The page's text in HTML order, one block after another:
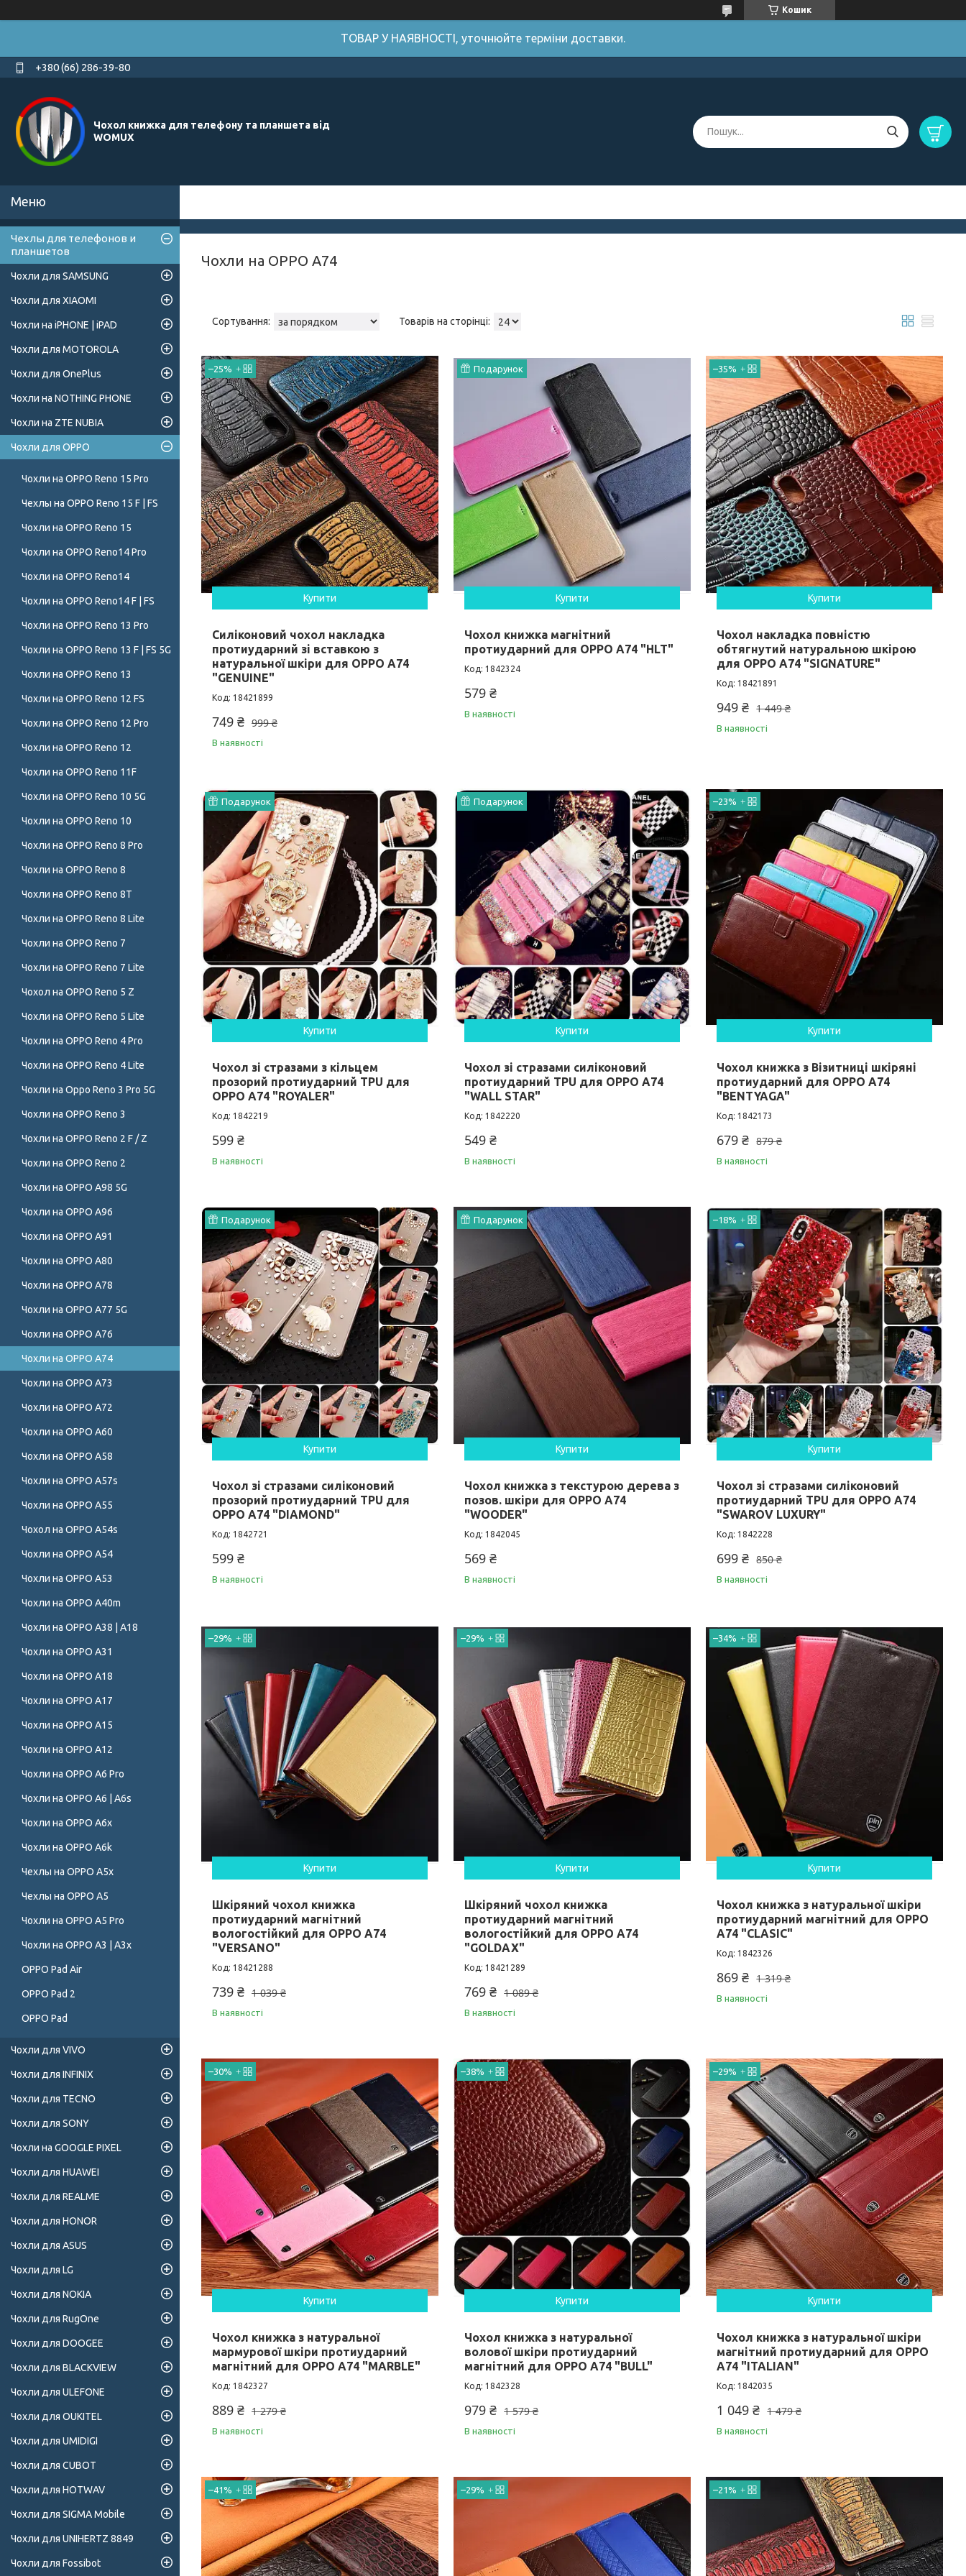
Кошик
ТОВАР У НАЯВНОСТІ, уточнюйте терміни доставки.
+380 (66) 286-39-80
Чохол книжка для телефону та планшета від
WOMUX
Чохли на OPPO A74
–25%
Купити
Силіконовий чохол накладка
протиударний зі вставкою з
натуральної шкіри для OPPO A74
"GENUINE"
18421899
999 ₴
749 ₴
В наявності
Подарунок
Купити
Чохол книжка магнітний
протиударний для OPPO A74 "HLT"
1842324
579 ₴
В наявності
–35%
Купити
Чохол накладка повністю
обтягнутий натуральною шкірою
для OPPO A74 "SIGNATURE"
18421891
1 449 ₴
949 ₴
В наявності
Подарунок
Купити
Чохол зі стразами з кільцем
прозорий протиударний TPU для
OPPO A74 "ROYALER"
1842219
599 ₴
В наявності
Подарунок
Купити
Чохол зі стразами силіконовий
протиударний TPU для OPPO A74
"WALL STAR"
1842220
549 ₴
В наявності
–23%
Купити
Чохол книжка з Візитниці шкіряні
протиударний для OPPO A74
"BENTYAGA"
1842173
879 ₴
679 ₴
В наявності
Подарунок
Купити
Чохол зі стразами силіконовий
прозорий протиударний TPU для
OPPO A74 "DIAMOND"
1842721
599 ₴
В наявності
Подарунок
Купити
Чохол книжка з текстурою дерева з
позов. шкіри для OPPO A74
"WOODER"
1842045
569 ₴
В наявності
–18%
Купити
Чохол зі стразами силіконовий
протиударний TPU для OPPO A74
"SWAROV LUXURY"
1842228
850 ₴
699 ₴
В наявності
–29%
Купити
Шкіряний чохол книжка
протиударний магнітний
вологостійкий для OPPO A74
"VERSANO"
18421288
1 039 ₴
739 ₴
В наявності
–29%
Купити
Шкіряний чохол книжка
протиударний магнітний
вологостійкий для OPPO A74
"GOLDAX"
18421289
1 089 ₴
769 ₴
В наявності
–34%
Купити
Чохол книжка з натуральної шкіри
протиударний магнітний для OPPO
A74 "CLASIC"
1842326
1 319 ₴
869 ₴
В наявності
–30%
Купити
Чохол книжка з натуральної
мармурової шкіри протиударний
магнітний для OPPO A74 "MARBLE"
1842327
1 279 ₴
889 ₴
В наявності
–38%
Купити
Чохол книжка з натуральної
волової шкіри протиударний
магнітний для OPPO A74 "BULL"
1842328
1 579 ₴
979 ₴
В наявності
–29%
Купити
Чохол книжка з натуральної шкіри
магнітний протиударний для OPPO
A74 "ITALIAN"
1842035
1 479 ₴
1 049 ₴
В наявності
–41% –29% –21%
Чехлы для телефонов и
планшетов
Чохли для SAMSUNG
Чохли для XIAOMI
Чохли на iPHONE | iPAD
Чохли для MOTOROLA
Чохли для OnePlus
Чохли на NOTHING PHONE
Чохли на ZTE NUBIA
Чохли для OPPO
Чохли на OPPO Reno 15 Pro
Чехлы на OPPO Reno 15 F | FS
Чохли на OPPO Reno 15
Чохли на OPPO Reno14 Pro
Чохли на OPPO Reno14
Чохли на OPPO Reno14 F | FS
Чохли на OPPO Reno 13 Pro
Чохли на OPPO Reno 13 F | FS 5G
Чохли на OPPO Reno 13
Чохли на OPPO Reno 12 FS
Чохли на OPPO Reno 12 Pro
Чохли на OPPO Reno 12
Чохли на OPPO Reno 11F
Чохли на OPPO Reno 10 5G
Чохли на OPPO Reno 10
Чохли на OPPO Reno 8 Pro
Чохли на OPPO Reno 8
Чохли на OPPO Reno 8T
Чохли на OPPO Reno 8 Lite
Чохли на OPPO Reno 7
Чохли на OPPO Reno 7 Lite
Чохол на OPPO Reno 5 Z
Чохли на OPPO Reno 5 Lite
Чохли на OPPO Reno 4 Pro
Чохли на OPPO Reno 4 Lite
Чохли на Oppo Reno 3 Pro 5G
Чохли на OPPO Reno 3
Чохли на OPPO Reno 2 F / Z
Чохли на OPPO Reno 2
Чохли на OPPO A98 5G
Чохли на OPPO A96
Чохли на OPPO A91
Чохли на OPPO A80
Чохли на OPPO A78
Чохли на OPPO A77 5G
Чохли на OPPO A76
Чохли на OPPO A74
Чохли на OPPO A73
Чохли на OPPO A72
Чохли на OPPO A60
Чохли на OPPO A58
Чохли на OPPO A57s
Чохли на OPPO A55
Чохол на OPPO A54s
Чохли на OPPO A54
Чохли на OPPO A53
Чохли на OPPO A40m
Чохли на OPPO A38 | A18
Чохли на OPPO A31
Чохли на OPPO A18
Чохли на OPPO A17
Чохли на OPPO A15
Чохли на OPPO A12
Чохли на OPPO A6 Pro
Чохли на OPPO A6 | A6s
Чохли на OPPO A6x
Чохли на OPPO A6k
Чехлы на OPPO A5x
Чехлы на OPPO A5
Чохли на OPPO A5 Pro
Чохли на OPPO A3 | A3x
OPPO Pad Air
OPPO Pad 2
OPPO Pad
Чохли для VIVO
Чохли для INFINIX
Чохли для TECNO
Чохли для SONY
Чохли на GOOGLE PIXEL
Чохли для HUAWEI
Чохли для REALME
Чохли для HONOR
Чохли для ASUS
Чохли для LG
Чохли для NOKIA
Чохли для RugOne
Чохли для DOOGEE
Чохли для BLACKVIEW
Чохли для ULEFONE
Чохли для OUKITEL
Чохли для UMIDIGI
Чохли для CUBOT
Чохли для HOTWAV
Чохли для SIGMA Mobile
Чохли для UNIHERTZ 8849
Чохли для Fossibot